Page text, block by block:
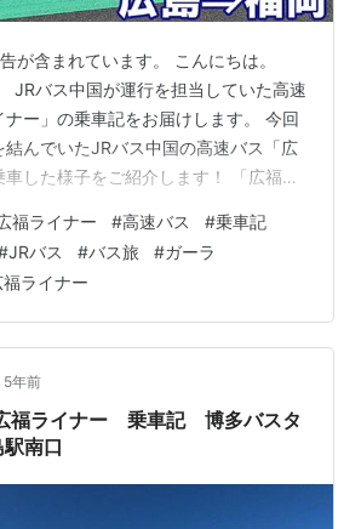
が含まれています。 こんにちは。
JRバス中国が運行を担当していた高速
ー」の乗車記をお届けします。 今回
結んでいたJRバス中国の高速バス「広
した様子をご紹介します！ 「広福ラ
常に便利な高速バス路線です。 2025
て当面の間運休となったJRバス中国の
得たので、その快適さを詳しくレポ
記事はこのような読者におすすめ！
に乗りたい 「広福ライナー」の座席情
福ライナー #高速バス #乗車記
JRバス #バス旅 #ガーラ
ライナー
5年前
福ライナー 乗車記 博多バスタ
南口